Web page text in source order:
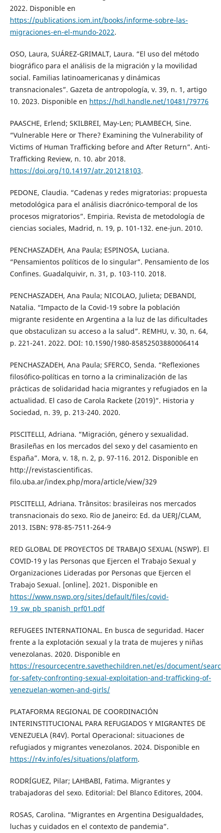
2022. Disponible en
https://publications.iom.int/books/informe-sobre-las-
migraciones-en-el-mundo-2022.
OSO, Laura, SUÁREZ-GRIMALT, Laura. “El uso del método
biográfico para el análisis de la migración y la movilidad
social. Familias latinoamericanas y dinámicas
transnacionales”. Gazeta de antropología, v. 39, n. 1, artigo
10. 2023. Disponible en https://hdl.handle.net/10481/79776
PAASCHE, Erlend; SKILBREI, May-Len; PLAMBECH, Sine.
“Vulnerable Here or There? Examining the Vulnerability of
Victims of Human Trafficking before and After Return”. Anti-
Trafficking Review, n. 10. abr 2018.
https://doi.org/10.14197/atr.201218103.
PEDONE, Claudia. “Cadenas y redes migratorias: propuesta
metodológica para el análisis diacrónico-temporal de los
procesos migratorios”. Empiria. Revista de metodología de
ciencias sociales, Madrid, n. 19, p. 101-132. ene-jun. 2010.
PENCHASZADEH, Ana Paula; ESPINOSA, Luciana.
“Pensamientos políticos de lo singular”. Pensamiento de los
Confines. Guadalquivir, n. 31, p. 103-110. 2018.
PENCHASZADEH, Ana Paula; NICOLAO, Julieta; DEBANDI,
Natalia. “Impacto de la Covid-19 sobre la población
migrante residente en Argentina a la luz de las dificultades
que obstaculizan su acceso a la salud”. REMHU, v. 30, n. 64,
p. 221-241. 2022. DOI: 10.1590/1980-85852503880006414
PENCHASZADEH, Ana Paula; SFERCO, Senda. “Reflexiones
filosófico-políticas en torno a la criminalización de las
prácticas de solidaridad hacia migrantes y refugiados en la
actualidad. El caso de Carola Rackete (2019)”. Historia y
Sociedad, n. 39, p. 213-240. 2020.
PISCITELLI, Adriana. “Migración, género y sexualidad.
Brasileñas en los mercados del sexo y del casamiento en
España”. Mora, v. 18, n. 2, p. 97-116. 2012. Disponible en
http://revistascientificas.
filo.uba.ar/index.php/mora/article/view/329
PISCITELLI, Adriana. Trânsitos: brasileiras nos mercados
transnacionais do sexo. Rio de Janeiro: Ed. da UERJ/CLAM,
2013. ISBN: 978-85-7511-264-9
RED GLOBAL DE PROYECTOS DE TRABAJO SEXUAL (NSWP). El
COVID-19 y las Personas que Ejercen el Trabajo Sexual y
Organizaciones Lideradas por Personas que Ejercen el
Trabajo Sexual. [online]. 2021. Disponible en
https://www.nswp.org/sites/default/files/covid-
19_sw_pb_spanish_prf01.pdf
REFUGEES INTERNATIONAL. En busca de seguridad. Hacer
frente a la explotación sexual y la trata de mujeres y niñas
venezolanas. 2020. Disponible en
https://resourcecentre.savethechildren.net/es/document/
for-safety-confronting-sexual-exploitation-and-trafficking-of-
venezuelan-women-and-girls/
PLATAFORMA REGIONAL DE COORDINACIÓN
INTERINSTITUCIONAL PARA REFUGIADOS Y MIGRANTES DE
VENEZUELA (R4V). Portal Operacional: situaciones de
refugiados y migrantes venezolanos. 2024. Disponible en
https://r4v.info/es/situations/platform.
RODRÍGUEZ, Pilar; LAHBABI, Fatima. Migrantes y
trabajadoras del sexo. Editorial: Del Blanco Editores, 2004.
ROSAS, Carolina. “Migrantes en Argentina Desigualdades,
luchas y cuidados en el contexto de pandemia”.